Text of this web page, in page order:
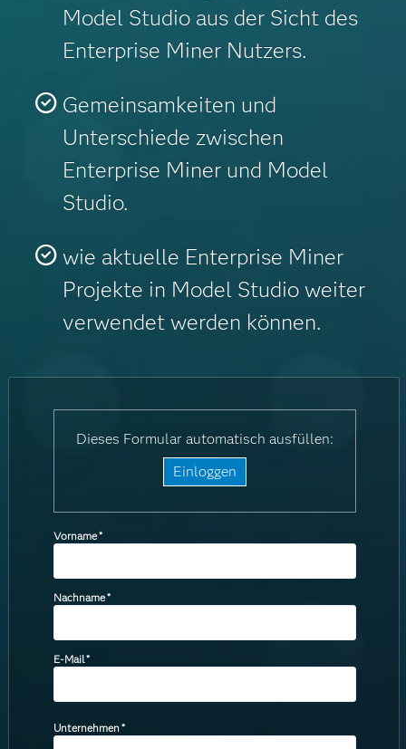
Model Studio aus der Sicht des
Enterprise Miner Nutzers.
Gemeinsamkeiten und
Unterschiede zwischen
Enterprise Miner und Model
Studio.
wie aktuelle Enterprise Miner
Projekte in Model Studio weiter
verwendet werden können.
Dieses Formular automatisch ausfüllen:
Einloggen
Vorname*
Nachname*
E-Mail*
Unternehmen*